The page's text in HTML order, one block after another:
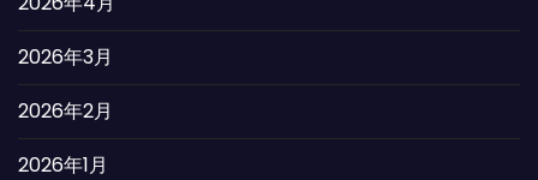
2026年3月
2026年2月
2026年1月